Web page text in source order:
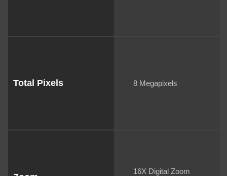
Total Pixels 8 Megapixels
16X Digital Zoom